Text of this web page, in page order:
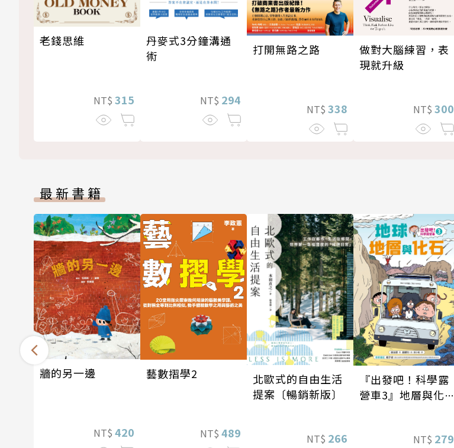
老錢思維
NT$ 315
丹麥式3分鐘溝通
術
NT$ 294
打開無路之路
NT$ 338
做對大腦練習，表
現就升級
NT$ 300
最新書籍
牆的另一邊
NT$ 420
藝數摺學2
NT$ 489
北歐式的自由生活
提案〔暢銷新版〕
NT$ 266
『出發吧！科學露
營車3』地層與化
NT$ 279